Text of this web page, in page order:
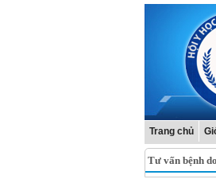
Trang chủ
Tư vấn bệnh